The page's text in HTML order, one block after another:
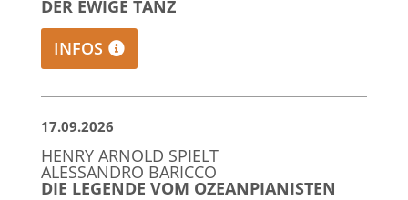
DER EWIGE TANZ
INFOS
17.09.2026
HENRY ARNOLD SPIELT
ALESSANDRO BARICCO
DIE LEGENDE VOM OZEANPIANISTEN